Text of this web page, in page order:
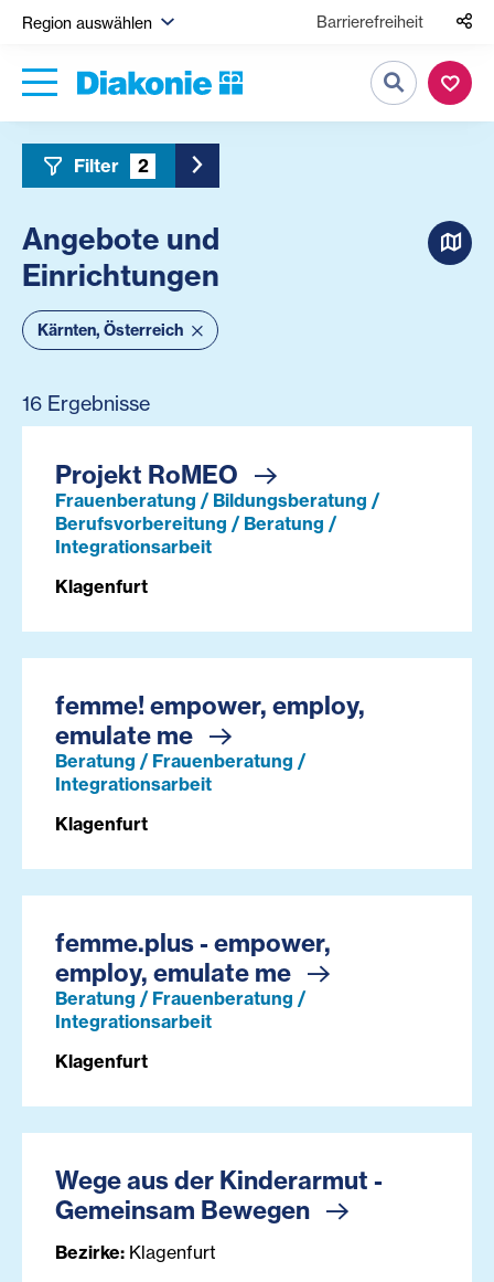
Region auswählen Barrierefreiheit
Suche
Filter 2 Toggle Sidebar Filter
Angebote und
Einrichtungen
Kärnten, Österreich
16 Ergebnisse
Projekt RoMEO
Frauenberatung / Bildungsberatung /
Berufsvorbereitung / Beratung /
Integrationsarbeit
Klagenfurt
femme! empower, employ,
emulate me
Beratung / Frauenberatung /
Integrationsarbeit
Klagenfurt
femme.plus - empower,
employ, emulate me
Beratung / Frauenberatung /
Integrationsarbeit
Klagenfurt
Wege aus der Kinderarmut -
Gemeinsam Bewegen
Bezirke: Klagenfurt